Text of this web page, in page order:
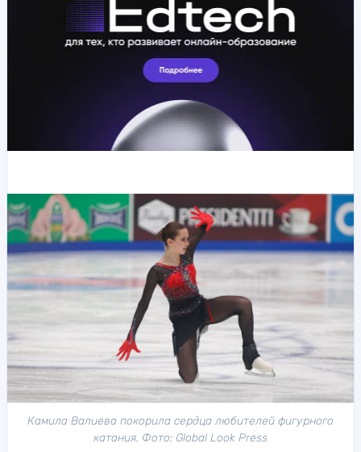
Камила Валиева покорила сердца любителей фигурного
катания. Фото: Global Look Press